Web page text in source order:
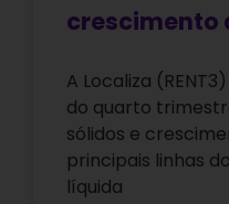
crescimento
A Localiza
do quarto
sólidos e
principais linhas
líquida